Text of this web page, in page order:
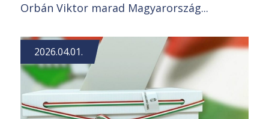
Orbán Viktor marad Magyarország...
2026.04.01.